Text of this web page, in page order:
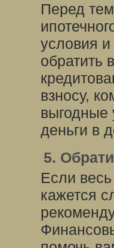
Перед
условия
обратить
взносу,
выгодные
деньги в
5.
Если
кажется